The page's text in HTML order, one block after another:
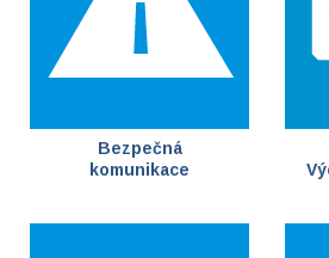
Bezpečná
komunikace